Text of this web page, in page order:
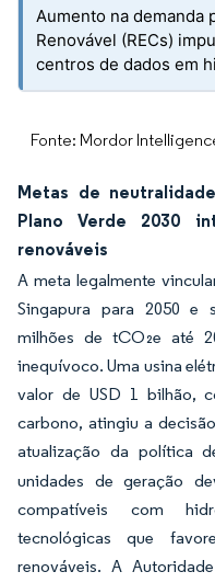
Aumento na demanda
Renovável (RECs)
centros de dados em
Fonte: Mordor
Metas de
Plano Verde 2030
renováveis
A meta legalmente
Singapura para 2050 e
milhões de tCO₂e até
inequívoco. Uma usina
valor de USD 1 bilhão,
carbono, atingiu a
atualização da política
unidades de geração
compatíveis com
tecnológicas que
renováveis. A